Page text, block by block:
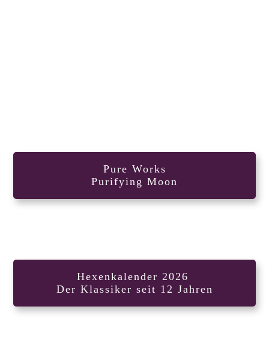
Pure Works
Purifying Moon
Hexenkalender 2026
Der Klassiker seit 12 Jahren